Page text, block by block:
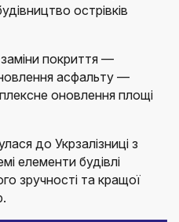
острівків
заміни покриття —
асфальту —
оновлення площі
до Укрзалізниці з
елементи будівлі
зручності та кращої